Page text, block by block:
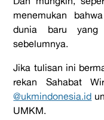
menemukan
dunia baru yang
sebelumnya.
Jika tulisan ini
rekan Sahabat
@ukmindonesia.id
UMKM.